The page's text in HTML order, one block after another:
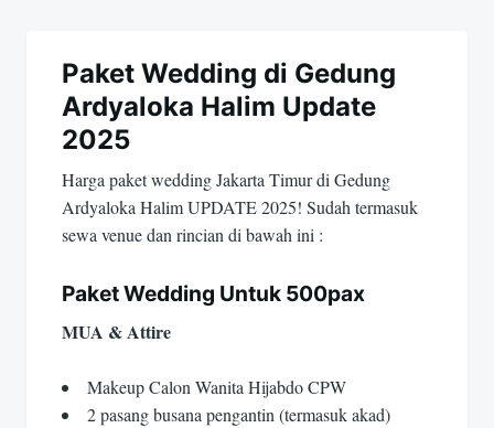
Paket Wedding di Gedung
Ardyaloka Halim Update
2025
Harga paket wedding Jakarta Timur di Gedung
Ardyaloka Halim UPDATE 2025! Sudah termasuk
sewa venue dan rincian di bawah ini :
Paket Wedding Untuk 500pax
MUA & Attire
Makeup Calon Wanita Hijabdo CPW
2 pasang busana pengantin (termasuk akad)